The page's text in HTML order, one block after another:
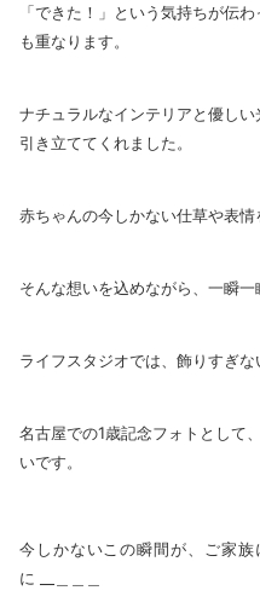
「できた！」という気持ちが伝
も重なります。
ナチュラルなインテリアと優し
引き立ててくれました。
赤ちゃんの今しかない仕草や表情
そんな想いを込めながら、一瞬一
ライフスタジオでは、飾りすぎな
名古屋での1歳記念フォトとして
いです。
今しかないこの瞬間が、ご家
に __＿＿＿